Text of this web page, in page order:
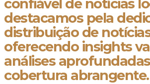
confiável de notícias
destacamos pela
distribuição de
oferecendo insights
análises
cobertura abrangente.